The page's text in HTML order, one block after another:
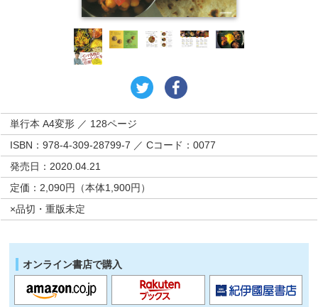
単行本 A4変形 ／ 128ページ
ISBN：978-4-309-28799-7 ／ Cコード：0077
発売日：2020.04.21
定価：2,090円（本体1,900円）
×品切・重版未定
オンライン書店で購入